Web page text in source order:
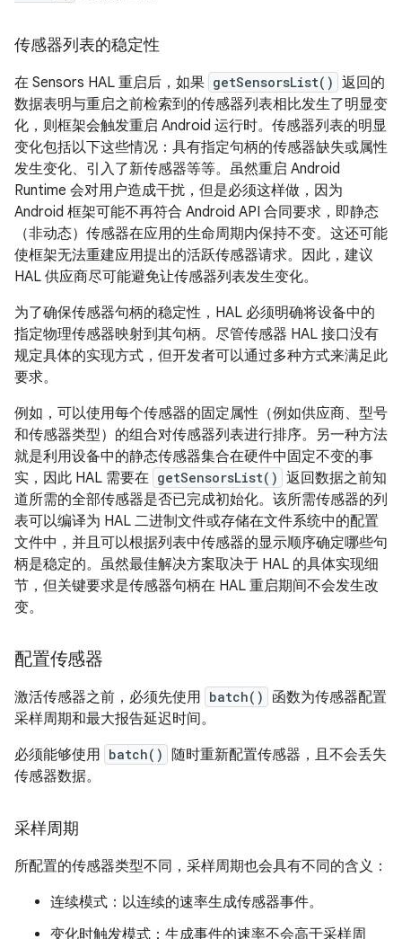
传感器列表的稳定性
在 Sensors HAL 重启后，如果 getSensorsList() 返回的
数据表明与重启之前检索到的传感器列表相比发生了明显变
化，则框架会触发重启 Android 运行时。传感器列表的明显
变化包括以下这些情况：具有指定句柄的传感器缺失或属性
发生变化、引入了新传感器等等。虽然重启 Android
Runtime 会对用户造成干扰，但是必须这样做，因为
Android 框架可能不再符合 Android API 合同要求，即静态
（非动态）传感器在应用的生命周期内保持不变。这还可能
使框架无法重建应用提出的活跃传感器请求。因此，建议
HAL 供应商尽可能避免让传感器列表发生变化。
为了确保传感器句柄的稳定性，HAL 必须明确将设备中的
指定物理传感器映射到其句柄。尽管传感器 HAL 接口没有
规定具体的实现方式，但开发者可以通过多种方式来满足此
要求。
例如，可以使用每个传感器的固定属性（例如供应商、型号
和传感器类型）的组合对传感器列表进行排序。另一种方法
就是利用设备中的静态传感器集合在硬件中固定不变的事
实，因此 HAL 需要在 getSensorsList() 返回数据之前知
道所需的全部传感器是否已完成初始化。该所需传感器的列
表可以编译为 HAL 二进制文件或存储在文件系统中的配置
文件中，并且可以根据列表中传感器的显示顺序确定哪些句
柄是稳定的。虽然最佳解决方案取决于 HAL 的具体实现细
节，但关键要求是传感器句柄在 HAL 重启期间不会发生改
变。
配置传感器
激活传感器之前，必须先使用 batch()
函数为传感器配置
采样周期和最大报告延迟时间。
必须能够使用 batch()
随时重新配置传感器，且不会丢失
传感器数据。
采样周期
所配置的传感器类型不同，采样周期也会具有不同的含义：
连续模式：以连续的速率生成传感器事件。
变化时触发模式：生成事件的速率不会高于采样周